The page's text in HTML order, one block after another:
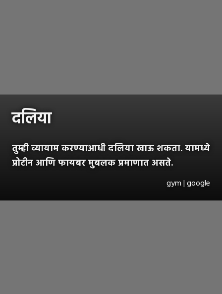
दलिया
तुम्ही व्यायाम करण्याआधी दलिया खाऊ शकता. यामध्ये
प्रोटीन आणि फायबर मुबलक प्रमाणात असते.
gym | google